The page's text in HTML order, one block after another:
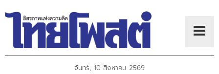
จันทร์, 10 สิงหาคม 2569